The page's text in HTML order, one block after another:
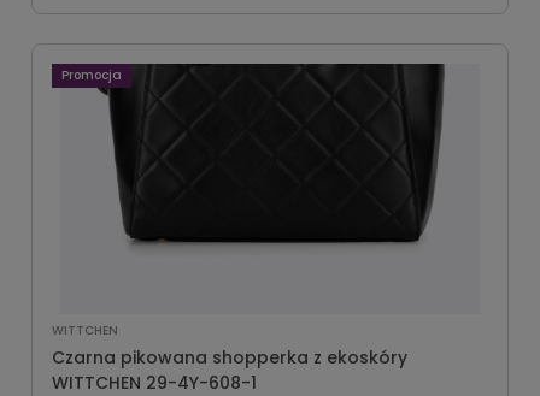
WITTCHEN
Czarna pikowana shopperka z ekoskóry
WITTCHEN 29-4Y-608-1
Promocja